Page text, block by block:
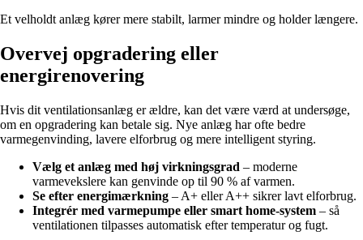
Et velholdt anlæg kører mere stabilt, larmer mindre og holder længere.
Overvej opgradering eller
energirenovering
Hvis dit ventilationsanlæg er ældre, kan det være værd at undersøge,
om en opgradering kan betale sig. Nye anlæg har ofte bedre
varmegenvinding, lavere elforbrug og mere intelligent styring.
Vælg et anlæg med høj virkningsgrad – moderne
varmevekslere kan genvinde op til 90 % af varmen.
Se efter energimærkning – A+ eller A++ sikrer lavt elforbrug.
Integrér med varmepumpe eller smart home-system – så
ventilationen tilpasses automatisk efter temperatur og fugt.